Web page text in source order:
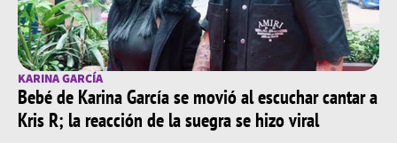
KARINA GARCÍA
Bebé de Karina García se movió al escuchar cantar a
Kris R; la reacción de la suegra se hizo viral